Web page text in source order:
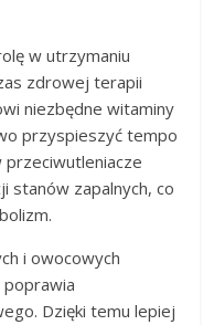
w utrzymaniu
zdrowej terapii
niezbędne witaminy
przyspieszyć tempo
przeciwutleniacze
stanów zapalnych, co
i owocowych
Dzięki temu lepiej